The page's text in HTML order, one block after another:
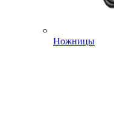
Ножницы